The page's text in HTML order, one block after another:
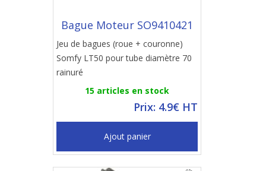
Bague Moteur SO9410421
Jeu de bagues (roue + couronne)
Somfy LT50 pour tube diamètre 70
rainuré
15 articles en stock
Prix: 4.9€ HT
Ajout panier